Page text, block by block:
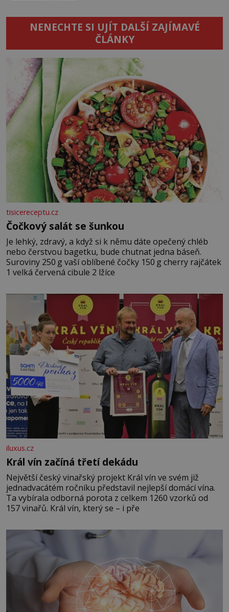
NENECHTE SI UJÍT DALŠÍ ZAJÍMAVÉ
ČLÁNKY
tisicereceptu.cz
Čočkový salát se šunkou
Je lehký, zdravý, a když si k němu dáte opečený chléb
nebo čerstvou bagetku, bude chutnat jedna báseň.
Suroviny 250 g vaší oblíbené čočky 150 g cherry rajčátek
1 velká červená cibule 2 lžíce
iluxus.cz
Král vín začíná třetí dekádu
Největší český vinařský projekt Král vín ve svém již
jednadvacátém ročníku představil nejlepší domácí vína.
Ta vybírala odborná porota z celkem 1260 vzorků od
157 vinařů. Král vín, který se – i pře